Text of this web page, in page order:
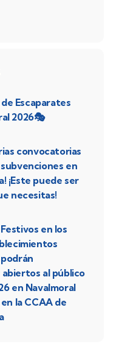
Escaparates
2026🎭
convocatorias
en
¡Este puede ser
necesitas!
en los
al público
en Navalmoral
la CCAA de